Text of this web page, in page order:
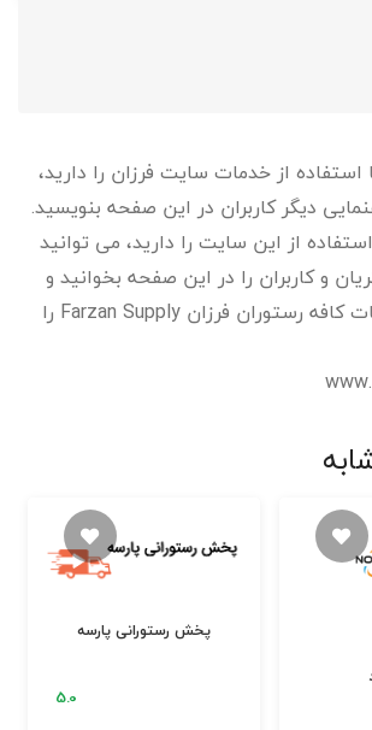
استفاده از خدمات سایت فرزان را دارید،
دیگر کاربران در این صفحه بنویسید.
از این سایت را دارید، می توانید
و کاربران را در این صفحه بخوانید و
رتبه و اعتبار ملزومات کافه رستوران فرزان Farzan Supply را
پخش رستورانی پارسه